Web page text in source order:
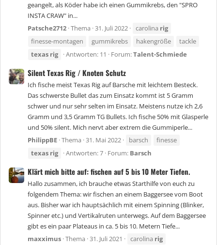
geangelt, als Köder habe ich einen Gummikrebs, den "SPRO
INSTA CRAW" in...
Patsche2712 Thema 31. Juli 2022 carolina rig
finesse-montagen
gummikrebs hakengröße
tackle
texas rig Antworten: 11 Forum:Talent-Schmiede
Silent Texas Rig / Knoten Schutz
Ich fische meist Texas Rig auf Barsche mit leichtem Besteck.
Das schwerste Bullet das zum Einsatz kommt ist 5 Gramm
schwer und nur sehr selten im Einsatz. Meistens nutze ich 2,6
Gramm und 3,5 Gramm TG Bullets. Ich fische 50% mit Glasperle
und 50% silent. Mich nervt aber extrem die Gummiperle...
PhilippBE Thema 31. Mai 2022 barsch
finesse
texas rig Antworten: 7 Forum: Barsch
Klärt mich bitte auf: fischen auf 5 bis 10 Meter Tiefen.
Hallo zusammen, ich brauche etwas Starthilfe von euch zu
folgendem Thema: wir fischen an einem Baggersee vom Boot
aus. Bisher war ich hauptsächlich mit einem Spinning (Blinker,
Spinner etc.) und Vertikalruten unterwegs. Auf dem Baggersee
gibt es ein paar Plateaus in ca. 5 bis 10. Metern Tiefe...
maxximus Thema 31. Juli 2021 carolina rig